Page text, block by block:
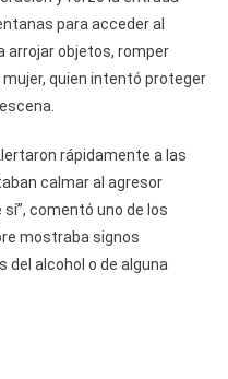
para acceder al
arrojar objetos, romper
quien intentó proteger
rápidamente a las
calmar al agresor
comentó uno de los
mostraba signos
alcohol o de alguna